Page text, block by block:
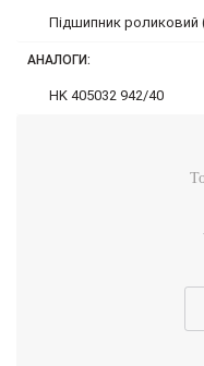
Підшипник роликовий
АНАЛОГИ:
HK 405032 942/40